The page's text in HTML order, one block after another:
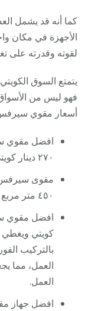
كما أنه قد يشمل
الأجهزة في مكان
لقوته وقدرته على
يتمتع السوق
فهو ليس من
أسعار مقوي
٢٧٠ دينار كويتي بالتركيب والضمان.
٤٥٠ متر مربع وله كفالة أو ضمان عام.
بالتركيب
العمل، مما
العمل.